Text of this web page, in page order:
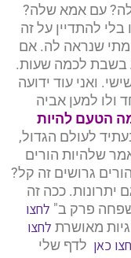
עם אמא שלה?
להתדיין על זה
שנראה לה. אם
בשבת לכמה שעות.
ואני עוד ידועה
ולו למען אביה
הטעם להיות
לעולם הגדול,
שלהיות הורים
גרושים זה קל?
יתרונות. ככה זה
פרק ב" לחצו
מאושרת לחצו
כאן לדף שלי